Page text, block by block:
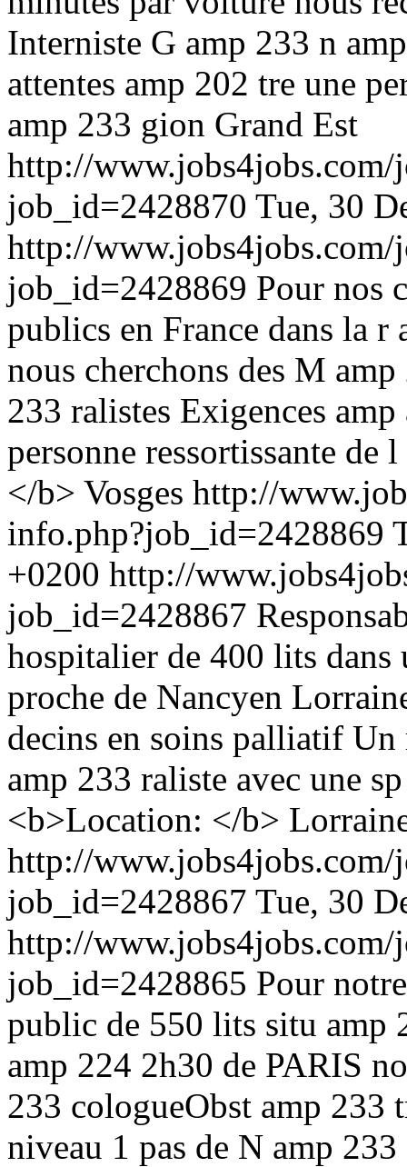
Interniste G amp 233 n
attentes amp 202 tre une
amp 233 gion Grand Est
http://www.jobs4jobs.com/
job_id=2428870 Tue, 30
http://www.jobs4jobs.com/
job_id=2428869 Pour nos
publics en France dans la
nous cherchons des M
233 ralistes Exigences
personne ressortissante
</b> Vosges http://
info.php?job_id=2428869
+0200 http://
job_id=2428867
hospitalier de 400 lits
proche de Nancyen
decins en soins palliatif
amp 233 raliste avec une
<b>Location: </b>
http://www.jobs4jobs.com/
job_id=2428867 Tue, 30
http://www.jobs4jobs.com/
job_id=2428865 Pour
public de 550 lits situ amp
amp 224 2h30 de PARIS
233 cologueObst amp 233
niveau 1 pas de N amp